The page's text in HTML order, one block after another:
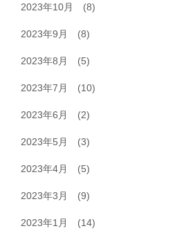
2023年10月 (8)
2023年9月 (8)
2023年8月 (5)
2023年7月 (10)
2023年6月 (2)
2023年5月 (3)
2023年4月 (5)
2023年3月 (9)
2023年1月 (14)